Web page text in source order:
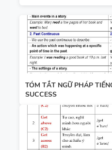
TÓM TẮT NGỮ PHÁP
SUCCESS